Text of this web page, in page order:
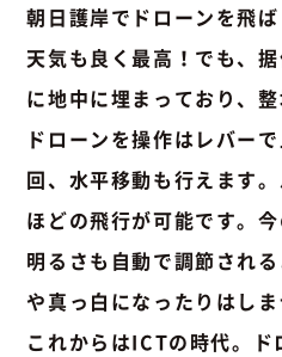
朝日護岸でドローンを飛
天気も良く最高！でも、
に地中に埋まっており、整
ドローンを操作はレバー
回、水平移動も行えます
ほどの飛行が可能です。
明るさも自動で調節され
や真っ白になったりはしま
これからはICTの時代。ド